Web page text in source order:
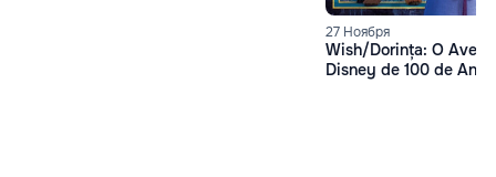
27 Ноября
Wish/Dorința: O
Disney de 100 de Ani